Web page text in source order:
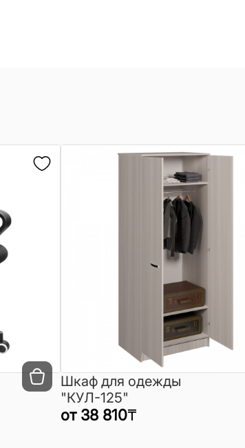
Шкаф для одежды
"КУЛ-125"
от 38 810₸